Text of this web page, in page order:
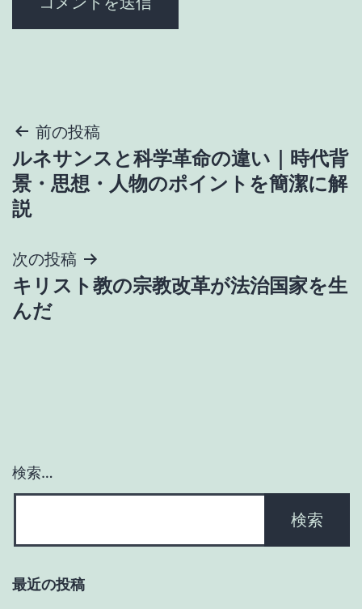
投
稿
ナ
ビ
ゲ
ー
前の投稿
ルネサンスと科学革命の違い｜時代背
景・思想・人物のポイントを簡潔に解
説
次の投稿
キリスト教の宗教改革が法治国家を生
んだ
検索…
最近の投稿